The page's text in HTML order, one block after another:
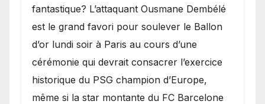
fantastique? L’attaquant Ousmane Dembélé
est le grand favori pour soulever le Ballon
d’or lundi soir à Paris au cours d’une
cérémonie qui devrait consacrer l’exercice
historique du PSG champion d’Europe,
même si la star montante du FC Barcelone